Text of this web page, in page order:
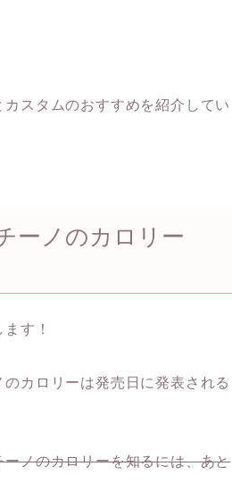
スタムのおすすめを紹介してい
ーノのカロリー
す！
カロリーは発売日に発表される
ノのカロリーを知るには、あと